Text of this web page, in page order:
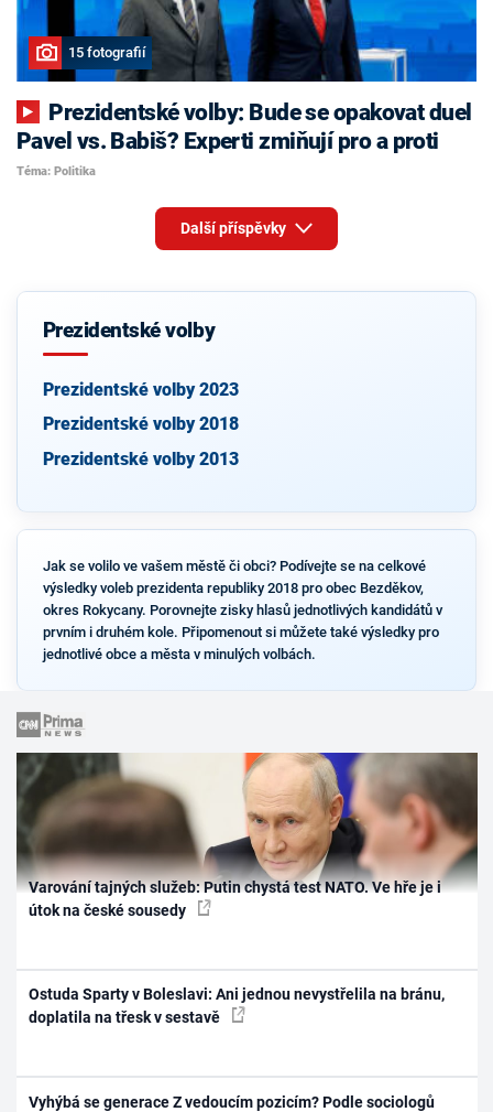
15 fotografií
Pavel vs. Babiš? Experti zmiňují pro a proti
Téma: Politika
Další příspěvky
Prezidentské volby
Prezidentské volby 2023
Prezidentské volby 2018
Prezidentské volby 2013
Jak se volilo ve vašem městě či obci? Podívejte se na celkové
výsledky voleb prezidenta republiky 2018 pro obec Bezděkov,
okres Rokycany. Porovnejte zisky hlasů jednotlivých kandidátů v
prvním i druhém kole. Připomenout si můžete také výsledky pro
jednotlivé obce a města v minulých volbách.
Varování tajných služeb: Putin chystá test NATO. Ve hře je i
útok na české sousedy
Ostuda Sparty v Boleslavi: Ani jednou nevystřelila na bránu,
doplatila na třesk v sestavě
Vyhýbá se generace Z vedoucím pozicím? Podle sociologů